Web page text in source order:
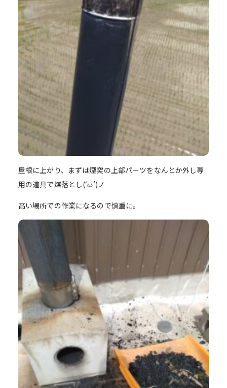
屋根に上がり、まずは煙突の上部パーツをなんとか外し専
用の道具で煤落とし(‘ω’)ノ
高い場所での作業になるので慎重に。